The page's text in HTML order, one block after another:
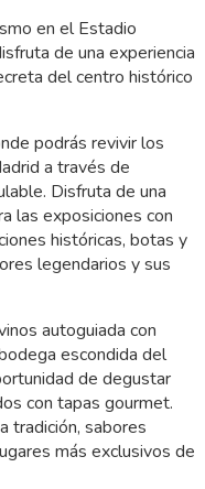
en el Estadio
de una experiencia
del centro histórico
podrás revivir los
a través de
Disfruta de una
las exposiciones con
históricas, botas y
legendarios y sus
autoguiada con
escondida del
de degustar
con tapas gourmet.
tradición, sabores
más exclusivos de